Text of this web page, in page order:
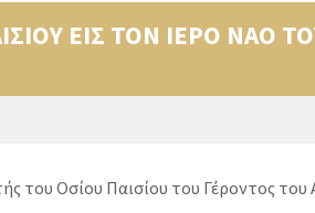
ΕΙΣ ΤΟΝ ΙΕΡΟ ΝΑΟ
του Οσίου Παισίου του Γέροντος